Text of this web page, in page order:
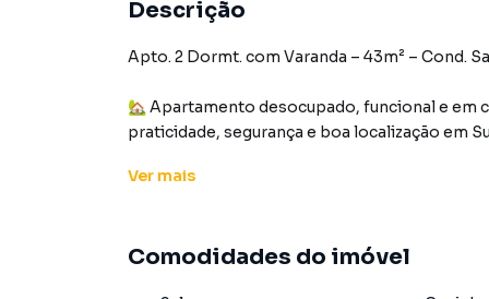
Descrição
Apto. 2 Dormt. com Varanda – 43m² – Cond.
🏡 Apartamento desocupado, funcional e em
praticidade, segurança e boa localização em
📐 Características do imóvel
🏡 Construção: 2020
Ver mais
Comodidades do imóvel